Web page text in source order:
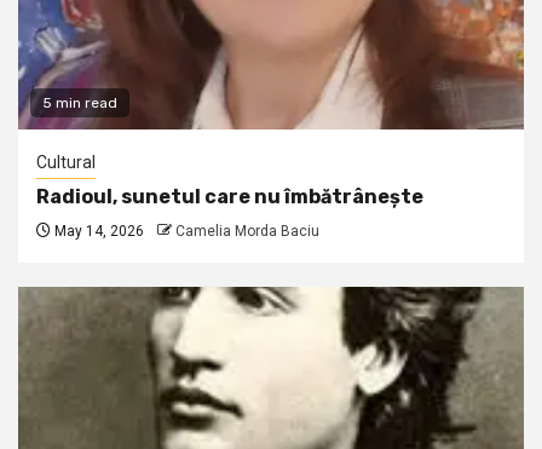
5 min read
Cultural
Radioul, sunetul care nu îmbătrânește
May 14, 2026 Camelia Morda Baciu